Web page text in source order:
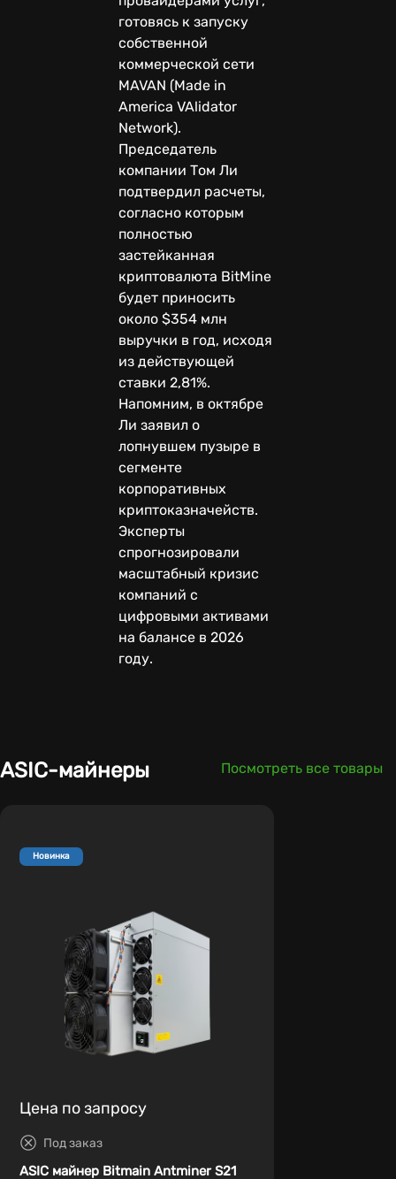
готовясь к запуску
собственной
коммерческой сети
MAVAN (Made in
America VAlidator
Network).
Председатель
компании Том Ли
подтвердил расчеты,
согласно которым
полностью
застейканная
криптовалюта BitMine
будет приносить
около $354 млн
выручки в год, исходя
из действующей
ставки 2,81%.
Напомним, в октябре
Ли заявил о
лопнувшем пузыре в
сегменте
корпоративных
криптоказначейств.
Эксперты
спрогнозировали
масштабный кризис
компаний с
цифровыми активами
на балансе в 2026
году.
ASIC-майнеры Посмотреть все товары
Новинка
Цена по запросу
Под заказ
ASIC майнер Bitmain Antminer S21